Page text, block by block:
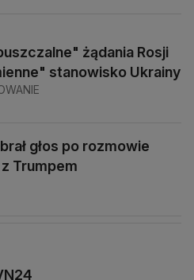
żądania Rosji
stanowisko Ukrainy
głos po rozmowie
Trumpem